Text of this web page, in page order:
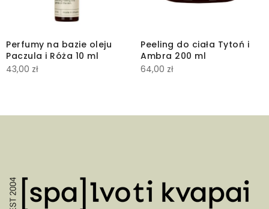
Perfumy na bazie oleju
Paczula i Róża 10 ml
43,00 zł
Peeling do ciała Tytoń i
Ambra 200 ml
64,00 zł